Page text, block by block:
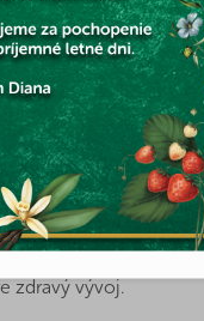
2,03 €
potravín?
ktoré môžete
zdravý vývoj.